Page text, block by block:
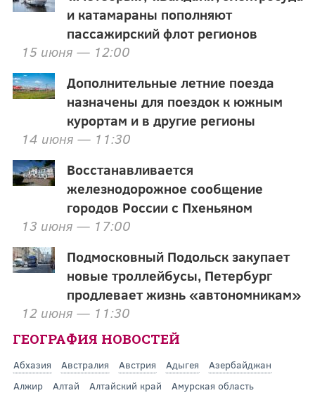
и катамараны пополняют
пассажирский флот регионов
15 июня — 12:00
Дополнительные летние поезда
назначены для поездок к южным
курортам и в другие регионы
14 июня — 11:30
Восстанавливается
железнодорожное сообщение
городов России с Пхеньяном
13 июня — 17:00
Подмосковный Подольск закупает
новые троллейбусы, Петербург
продлевает жизнь «автономникам»
12 июня — 11:30
ГЕОГРАФИЯ НОВОСТЕЙ
Абхазия Австралия Австрия Адыгея
Азербайджан
Алжир
Алтай Алтайский край
Амурская область